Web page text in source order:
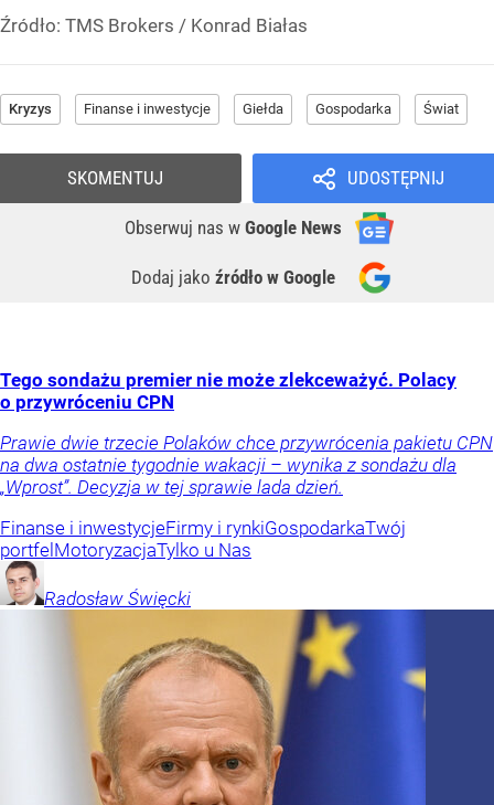
Źródło: TMS Brokers / Konrad Białas
Kryzys Finanse i inwestycje Giełda Gospodarka Świat
UDOSTĘPNIJ
Obserwuj nas w Google News
Dodaj jako źródło w Google
SKOMENTUJ
Tego sondażu premier nie może zlekceważyć. Polacy
o przywróceniu CPN
Prawie dwie trzecie Polaków chce przywrócenia pakietu CPN
na dwa ostatnie tygodnie wakacji – wynika z sondażu dla
„Wprost”. Decyzja w tej sprawie lada dzień.
Finanse i inwestycjeFirmy i rynkiGospodarkaTwój
portfelMotoryzacjaTylko u Nas
Radosław Święcki